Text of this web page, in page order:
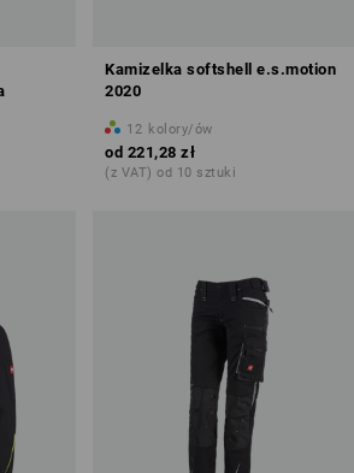
Kamizelka softshell e.s.motion
2020
12 kolory/ów
od 221,28 zł
(z VAT) od 10 sztuki